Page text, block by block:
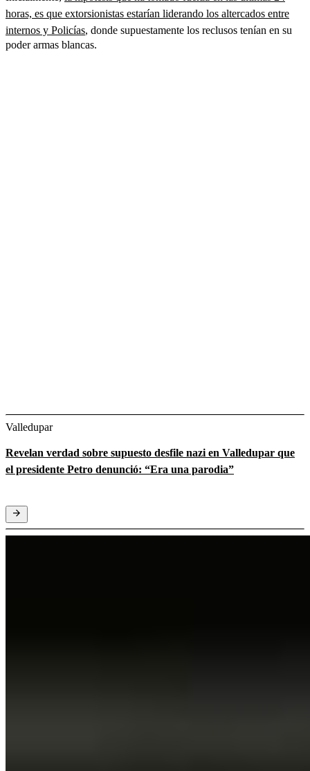
horas, es que extorsionistas estarían liderando los altercados entre
internos y Policías, donde supuestamente los reclusos tenían en su
poder armas blancas.
Valledupar
Revelan verdad sobre supuesto desfile nazi en Valledupar que
el presidente Petro denunció: “Era una parodia”